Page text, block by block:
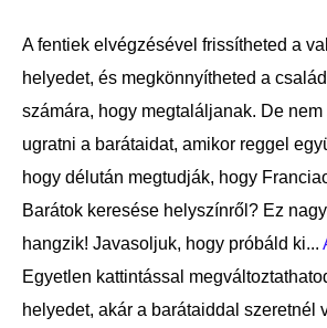
A fentiek elvégzésével frissítheted a
helyedet, és megkönnyítheted a
számára, hogy megtaláljanak. De
ugratni a barátaidat, amikor reggel
hogy délután megtudják, hogy
Barátok keresése helyszínről? Ez
hangzik! Javasoljuk, hogy próbáld ki...
Egyetlen kattintással
helyedet, akár a barátaiddal szeretnél